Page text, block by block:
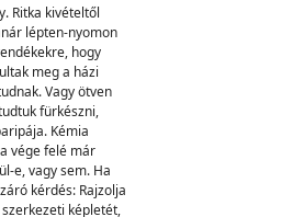
Ritka kivételtől
lépten-nyomon
hogy
meg a házi
Vagy ötven
fürkészni,
Kémia
vége felé már
e, vagy sem. Ha
kérdés: Rajzolja
képletét,